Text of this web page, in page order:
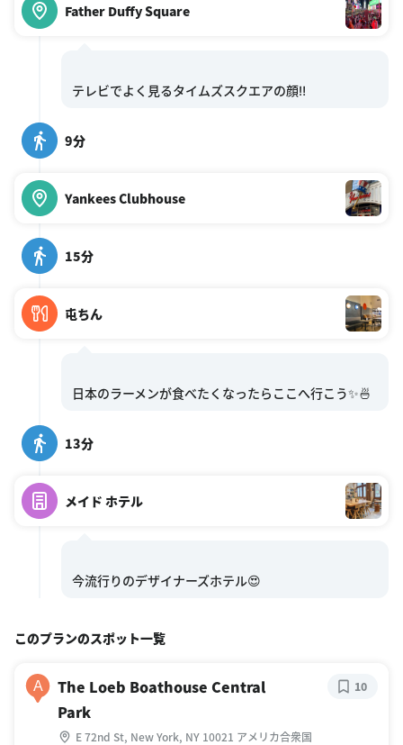
Father Duffy Square
9分
Yankees Clubhouse
15分
屯ちん
13分
メイド ホテル
このプランのスポット一覧
A
The Loeb Boathouse Central
Park
E 72nd St, New York, NY 10021 アメリカ合衆国
10